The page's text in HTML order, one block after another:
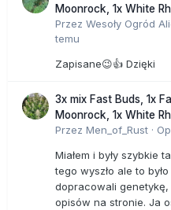
Moonrock, 1x White
Przez Wesoły Ogród
temu
Zapisane😉👍 Dzięki
3x mix Fast Buds, 1x
Moonrock, 1x White
Przez Men_of_Rust ·
Miałem i były szybkie
tego wyszło ale to
dopracowali
opisów na stronie. Ja